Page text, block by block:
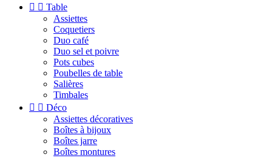
  Table
Assiettes
Coquetiers
Duo café
Duo sel et poivre
Pots cubes
Poubelles de table
Salières
Timbales
  Déco
Assiettes décoratives
Boîtes à bijoux
Boîtes jarre
Boîtes montures